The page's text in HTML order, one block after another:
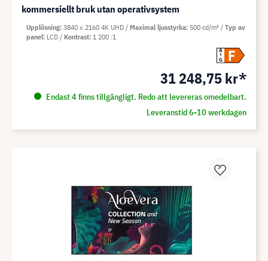
kommersiellt bruk utan operativsystem
A
G
F
31 248,75 kr*
Endast 4 finns tillgängligt. Redo att levereras omedelbart.
Leveranstid 6-10 werkdagen
Upplösning 3840 x 2160 4K UHD Maximal ljusstyrka 500 cd/m²
Typ av
panel LCD Kontrast 1 200 :1